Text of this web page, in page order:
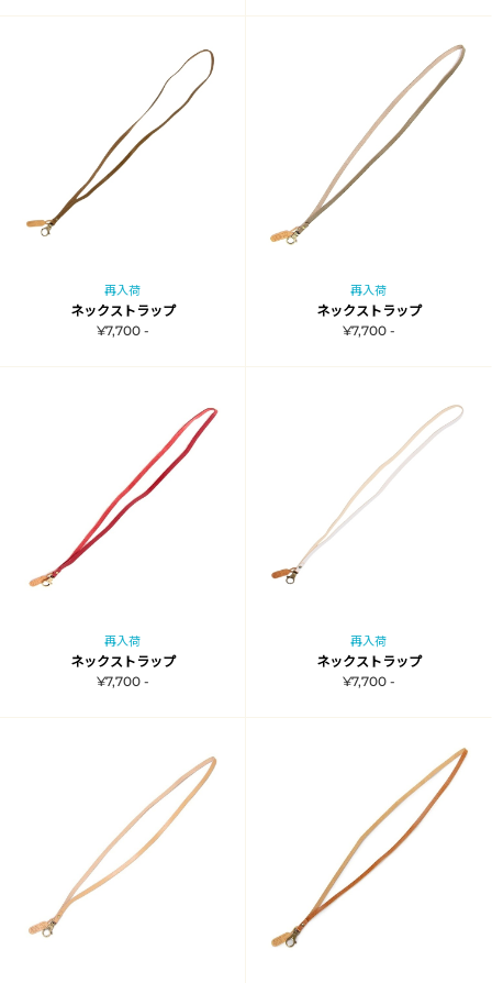
再入荷
ネックストラップ
¥7,700 -
再入荷
ネックストラップ
¥7,700 -
再入荷
ネックストラップ
¥7,700 -
再入荷
ネックストラップ
¥7,700 -